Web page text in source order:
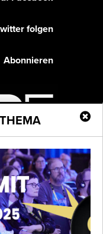
folgen
Abonnieren
GmbH
All rights